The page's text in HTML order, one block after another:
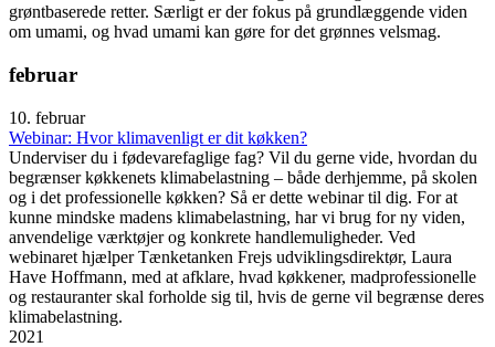
grøntbaserede retter. Særligt er der fokus på grundlæggende viden
om umami, og hvad umami kan gøre for det grønnes velsmag.
februar
10. februar
Webinar: Hvor klimavenligt er dit køkken?
Underviser du i fødevarefaglige fag? Vil du gerne vide, hvordan du
begrænser køkkenets klimabelastning – både derhjemme, på skolen
og i det professionelle køkken? Så er dette webinar til dig. For at
kunne mindske madens klimabelastning, har vi brug for ny viden,
anvendelige værktøjer og konkrete handlemuligheder. Ved
webinaret hjælper Tænketanken Frejs udviklingsdirektør, Laura
Have Hoffmann, med at afklare, hvad køkkener, madprofessionelle
og restauranter skal forholde sig til, hvis de gerne vil begrænse deres
klimabelastning.
2021